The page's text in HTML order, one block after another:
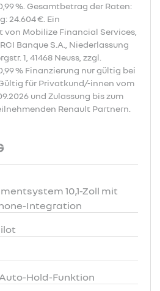
%. Gesamtbetrag der Raten:
24.604 €. Ein
Mobilize Financial Services,
Banque S.A., Niederlassung
1, 41468 Neuss, zzgl.
% Finanzierung nur gültig bei
für Privatkund/-innen vom
und Zulassung bis zum
Renault Partnern.
10,1-Zoll mit
Integration
Hold-Funktion